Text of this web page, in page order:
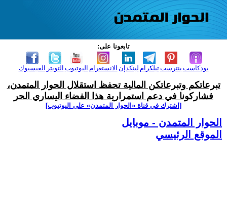
تابعونا على:
الفيسبوك التويتر اليوتيوب الانستغرام لينكدإن تيلكرامبنترست بودكاست
تبرعاتكم وتبرعاتكن المالية تحفظ استقلال الحوار المتمدن،
فشاركونا في دعم استمرارية هذا الفضاء اليساري الحر
[اشترك في قناة ‫«الحوار المتمدن» على اليوتيوب]
الحوار المتمدن - موبايل
الموقع الرئيسي